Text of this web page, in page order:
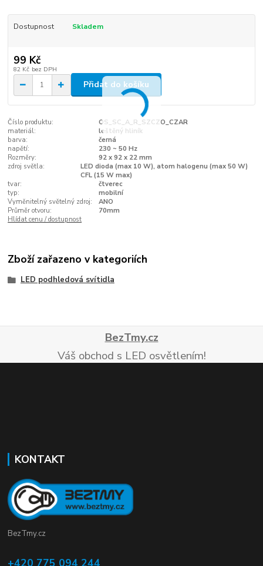
Dostupnost Skladem
99 Kč
82 Kč bez DPH
Přidat do košíku
Číslo produktu:
OS_SC_A_R_SZCZO_CZAR
materiál:
leštěný hliník
barva:
černá
napětí:
230 ~ 50 Hz
Rozměry:
92 x 92 x 22 mm
zdroj světla:
LED dioda (max 10 W), atom halogenu (max 50 W)
CFL (15 W max)
tvar:
čtverec
typ:
mobilní
Vyměnitelný světelný zdroj:
ANO
Průměr otvoru:
70mm
Hlídat cenu / dostupnost
Zboží zařazeno v kategoriích
LED podhledová svítidla
BezTmy.cz
Váš obchod s LED osvětlením!
KONTAKT
BezTmy.cz
+420 775 094 244